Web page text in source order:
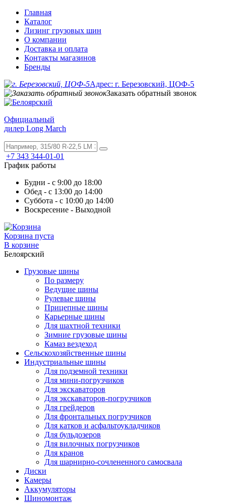
Главная
Каталог
Лизинг грузовых шин
О компании
Доставка и оплата
Контакты магазинов
Бренды
Адрес: г. Березовский, ЦОФ-5
Заказать обратный звонок
Официальный
дилер Long March
+7 343 344-01-01
График работы
Будни - с 9:00 до 18:00
Обед - с 13:00 до 14:00
Суббота - с 10:00 до 14:00
Воскресение - Выходной
Корзина пуста
В корзине
Белоярский
Грузовые шины
По размеру
Ведущие шины
Рулевые шины
Прицепные шины
Карьерные шины
Для шахтной техники
Зимние грузовые шины
Камаз вездеход
Сельскохозяйственные шины
Индустриальные шины
Для подземной техники
Для мини-погрузчиков
Для экскаваторов
Для экскаваторов-погрузчиков
Для грейдеров
Для фронтальных погрузчиков
Для катков и асфальтоукладчиков
Для бульдозеров
Для вилочных погрузчиков
Для кранов
Для шарнирно-сочлененного самосвала
Диски
Камеры
Аккумуляторы
Шиномонтаж